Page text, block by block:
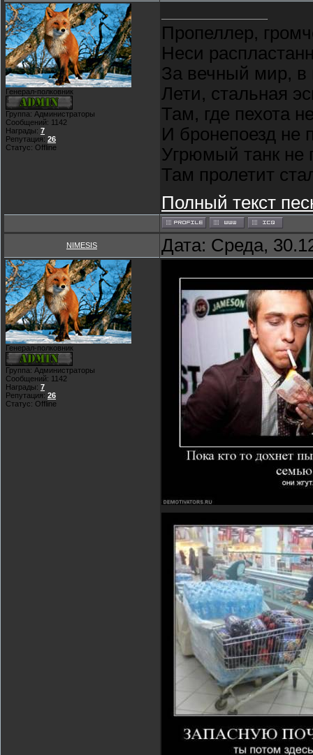
Генерал-полковник
Группа: Администраторы
Сообщений: 1142
Награды: 7
Репутация: 26
Статус: Offline
Пропеллер,
Неси
За вечный мир, в
Лети, стальная
Там, где пехота
И бронепоезд не
Угрюмый танк не
Там пролетит
Полный текст
NIMESIS Дата: Среда,
Генерал-полковник
Группа: Администраторы
Сообщений: 1142
Награды: 7
Репутация: 26
Статус: Offline